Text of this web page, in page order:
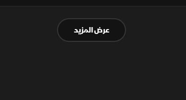
تتطلب المرور على مجموعة من الأنظمة
الأساسية أولًا، مثل نظام الوقود والإشعال
والسوائل، لضمان تشغيل آمن وسليم.
عرض المزيد